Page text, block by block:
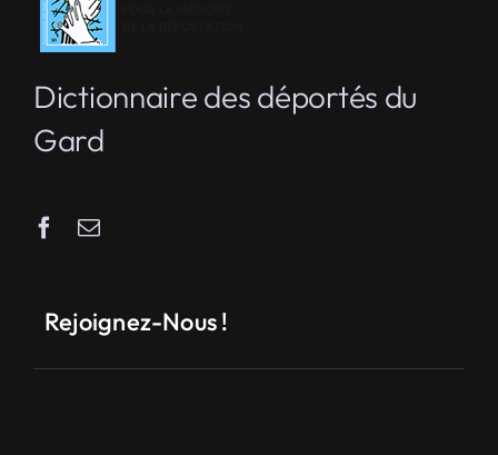
Dictionnaire des déportés du
Gard
Rejoignez-Nous !